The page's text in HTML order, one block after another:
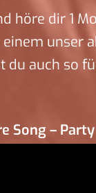
höre dir 1
unser
du auch so
Song –